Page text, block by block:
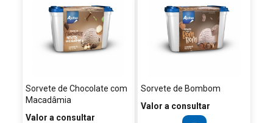
Sorvete de Chocolate com
Macadâmia
Valor a consultar
Sorvete de Bombom
Valor a consultar